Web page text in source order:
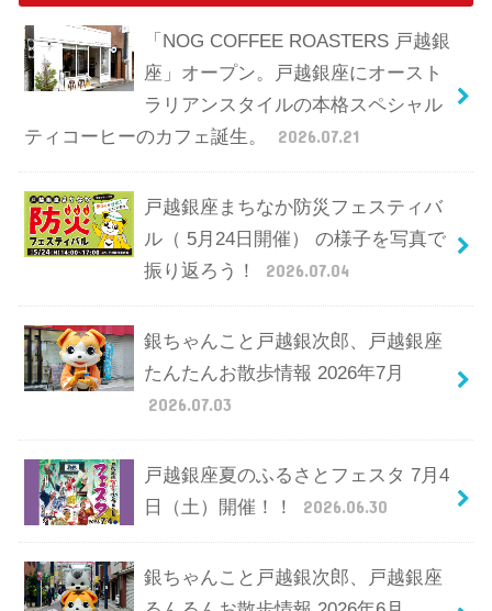
「NOG COFFEE ROASTERS 戸越銀
座」オープン。戸越銀座にオースト
ラリアンスタイルの本格スペシャル
ティコーヒーのカフェ誕生。
2026.07.21
戸越銀座まちなか防災フェスティバ
ル（ 5月24日開催） の様子を写真で
振り返ろう！
2026.07.04
銀ちゃんこと戸越銀次郎、戸越銀座
たんたんお散歩情報 2026年7月
2026.07.03
戸越銀座夏のふるさとフェスタ 7月4
日（土）開催！！
2026.06.30
銀ちゃんこと戸越銀次郎、戸越銀座